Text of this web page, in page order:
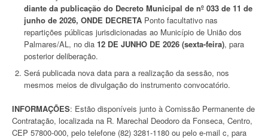
diante da publicação do Decreto Municipal de nº 033 de 11 de
junho de 2026, ONDE DECRETA Ponto facultativo nas
repartições públicas jurisdicionadas ao Município de União dos
Palmares/AL, no dia 12 DE JUNHO DE 2026 (sexta-feira), para
posterior deliberação.
Será publicada nova data para a realização da sessão, nos
mesmos meios de divulgação do instrumento convocatório.
INFORMAÇÕES: Estão disponíveis junto à Comissão Permanente de
Contratação, localizada na R. Marechal Deodoro da Fonseca, Centro,
CEP 57800-000, pelo telefone (82) 3281-1180 ou pelo e-mail c, para